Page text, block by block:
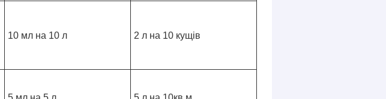
10 мл на 10 л 2 л на 10 кущів